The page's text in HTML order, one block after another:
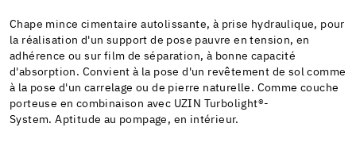
Chape mince cimentaire autolissante, à prise hydraulique, pour
la réalisation d'un support de pose pauvre en tension, en
adhérence ou sur film de séparation, à bonne capacité
d'absorption. Convient à la pose d'un revêtement de sol comme
à la pose d'un carrelage ou de pierre naturelle. Comme couche
porteuse en combinaison avec UZIN Turbolight®-
System. Aptitude au pompage, en intérieur.